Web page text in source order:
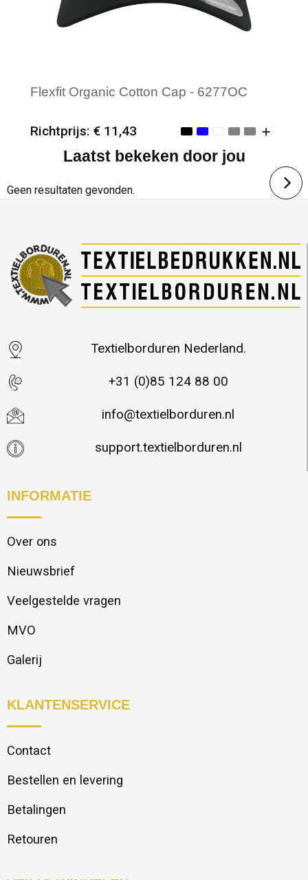
Flexfit Organic Cotton Cap - 6277OC
Richtprijs: € 11,43
Minimale afname: 25
Laatst bekeken door jou
Geen resultaten gevonden.
Textielborduren Nederland.
+31 (0)85 124 88 00
info@textielborduren.nl
support.textielborduren.nl
INFORMATIE
Over ons
Nieuwsbrief
Veelgestelde vragen
MVO
Galerij
KLANTENSERVICE
Contact
Bestellen en levering
Betalingen
Retouren